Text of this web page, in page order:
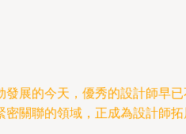
發展的今天，優秀的設計師早
密關聯的領域，正成為設計師